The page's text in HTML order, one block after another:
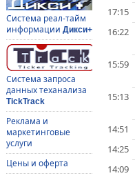
Система реал-тайм
информации Дикси+
Система запроса
данных теханализа
TickTrack
Реклама и
маркетинговые
услуги
Цены и оферта
17:15
16:22
15:59
15:13
14:51
14:25
14:09